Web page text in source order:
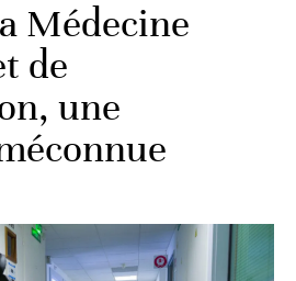
Médecine
de
une